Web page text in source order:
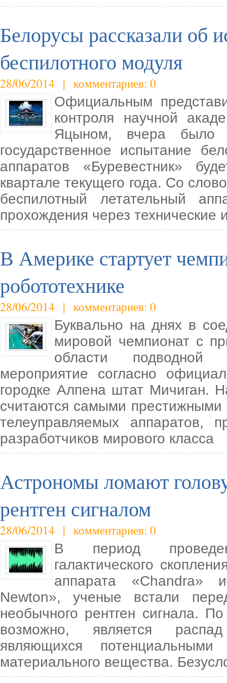
Белорусы рассказали об
беспилотного модуля
28/06/2014 | комментариев: 0
Официальным
контроля научной
Яцыном, вчера было
государственное испытание
аппаратов «Буревестник»
квартале текущего года. Со
беспилотный летательный
прохождения через технические
В Америке стартует
робототехнике
28/06/2014 | комментариев: 0
Буквально на днях в
мировой чемпионат с
области подводной
мероприятие согласно
городке Алпена штат Мичиган.
считаются самыми престижными
телеуправляемых аппаратов,
разработчиков мирового класса
Астрономы ломают
рентген сигналом
28/06/2014 | комментариев: 0
В период
галактического
аппарата «Chandra»
Newton», ученые встали
необычного рентген сигнала.
возможно, является
являющихся
материального вещества.